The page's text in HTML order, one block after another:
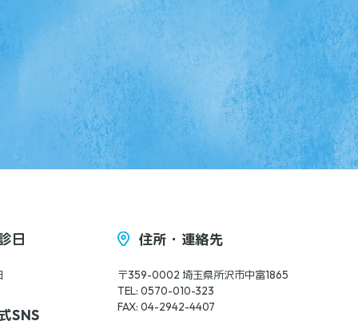
日
SNS
住所・連絡先
〒359-0002 埼玉県所沢市中富1865
TEL: 0570-010-323
FAX: 04-2942-4407